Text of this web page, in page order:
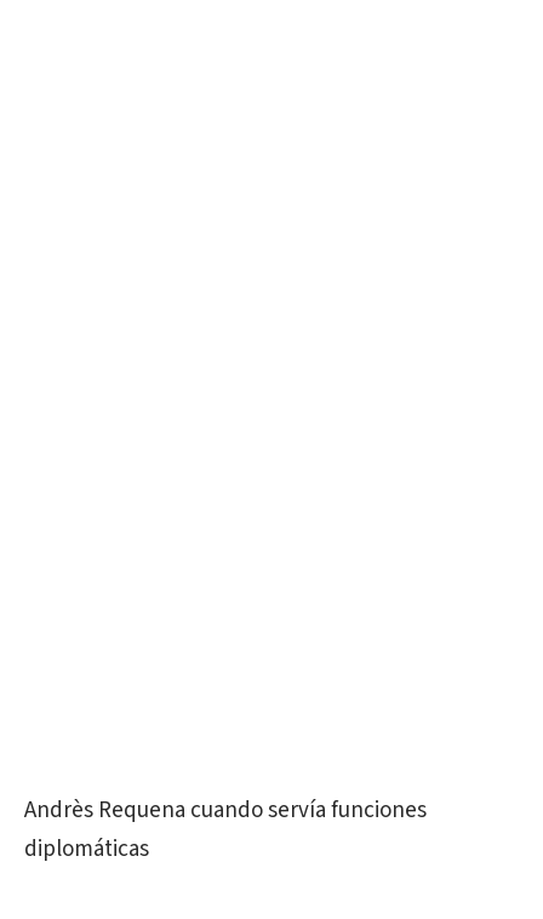
Andrès Requena cuando servía funciones
diplomáticas